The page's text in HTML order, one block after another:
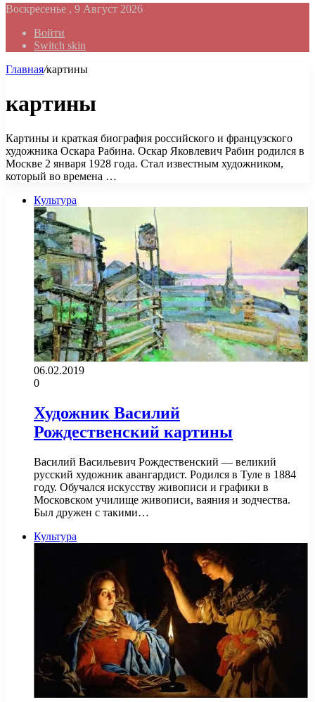
Воскресенье , 9 Август 2026
Войти
Switch skin
Главная/картины
картины
Картины и краткая биография российского и французского
художника Оскара Рабина. Оскар Яковлевич Рабин родился в
Москве 2 января 1928 года. Стал известным художником,
который во времена …
Культура
06.02.2019
0
Художник Василий
Рождественский картины
Василий Васильевич Рождественский — великий
русский художник авангардист. Родился в Туле в 1884
году. Обучался искусству живописи и графики в
Московском училище живописи, ваяния и зодчества.
Был дружен с такими…
Культура